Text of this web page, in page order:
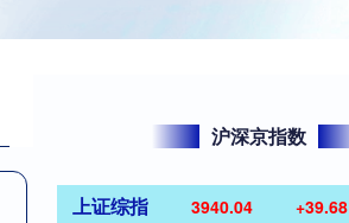
沪深京指数
上证综指 3940.04 +39.68